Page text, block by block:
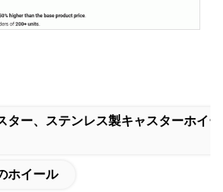
ター、ステンレス製キャスターホイ
ホイール